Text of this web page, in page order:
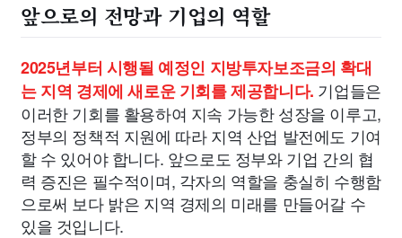
앞으로의 전망과 기업의 역할
2025년부터 시행될 예정인 지방투자보조금의 확대
는 지역 경제에 새로운 기회를 제공합니다. 기업들은
이러한 기회를 활용하여 지속 가능한 성장을 이루고,
정부의 정책적 지원에 따라 지역 산업 발전에도 기여
할 수 있어야 합니다. 앞으로도 정부와 기업 간의 협
력 증진은 필수적이며, 각자의 역할을 충실히 수행함
으로써 보다 밝은 지역 경제의 미래를 만들어갈 수
있을 것입니다.